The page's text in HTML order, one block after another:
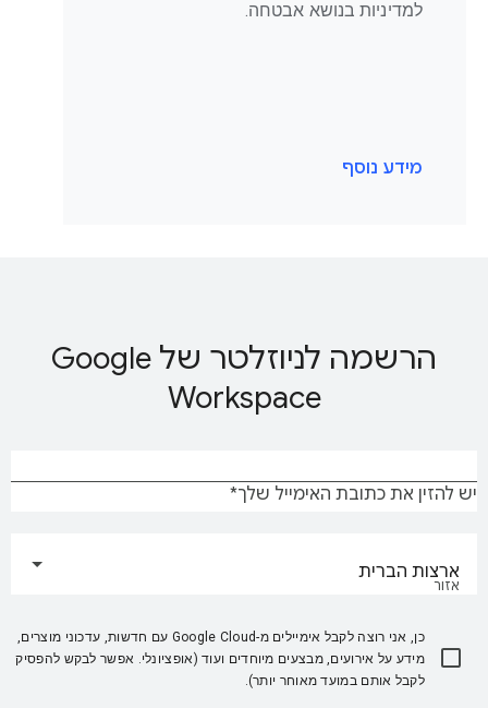
למדיניות בנושא אבטחה.
מידע נוסף
הרשמה לניוזלטר של Google
Workspace
יש להזין את כתובת האימייל שלך
אזור
ארצות הברית
כן, אני רוצה לקבל אימיילים מ-Google Cloud עם חדשות, עדכוני מוצרים,
מידע על אירועים, מבצעים מיוחדים ועוד (אופציונלי. אפשר לבקש להפסיק
לקבל אותם במועד מאוחר יותר).